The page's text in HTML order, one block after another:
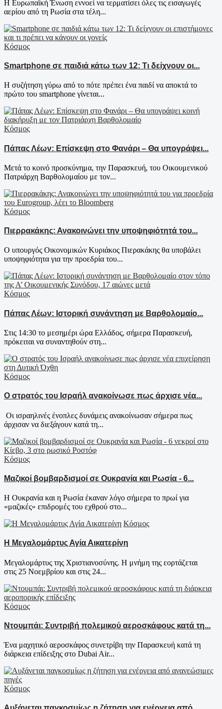
Η Ευρωπαϊκή Ένωση εννοεί να τερματίσει όλες τις εισαγωγές
αερίου από τη Ρωσία στα τέλη...
Κόσμος
Smartphone σε παιδιά κάτω των 12: Τι δείχνουν οι...
Η συζήτηση γύρω από το πότε πρέπει ένα παιδί να αποκτά το
πρώτο του smartphone γίνεται...
Κόσμος
Πάπας Λέων: Επίσκεψη στο Φανάρι – Θα υπογράψει...
Μετά το κοινό προσκύνημα, την Παρασκευή, του Οικουμενικού
Πατριάρχη Βαρθολομαίου με τον...
Κόσμος
Πιερρακάκης: Ανακοινώνει την υποψηφιότητά του...
Ο υπουργός Οικονομικών Κυριάκος Πιερακάκης θα υποβάλει
υποψηφιότητα για την προεδρία του...
Κόσμος
Πάπας Λέων: Ιστορική συνάντηση με Βαρθολομαίο...
Στις 14:30 το μεσημέρι ώρα Ελλάδος, σήμερα Παρασκευή,
πρόκειται να συναντηθούν στη...
Κόσμος
Ο στρατός του Ισραήλ ανακοίνωσε πως άρχισε νέα...
Οι ισραηλινές ένοπλες δυνάμεις ανακοίνωσαν σήμερα πως
άρχισαν να διεξάγουν κατά τη...
Κόσμος
Μαζικοί βομβαρδισμοί σε Ουκρανία και Ρωσία - 6...
Η Ουκρανία και η Ρωσία έκαναν λόγο σήμερα το πρωί για
«μαζικές» επιδρομές του εχθρού στο...
Κόσμος
Η Μεγαλομάρτυς Αγία Αικατερίνη
Μεγαλομάρτυς της Χριστιανοσύνης. Η μνήμη της εορτάζεται
στις 25 Νοεμβρίου και στις 24...
Κόσμος
Ντουμπάι: Συντριβή πολεμικού αεροσκάφους κατά τη...
Ένα μαχητικό αεροσκάφος συνετρίβη την Παρασκευή κατά τη
διάρκεια επίδειξης στο Dubai Air...
Κόσμος